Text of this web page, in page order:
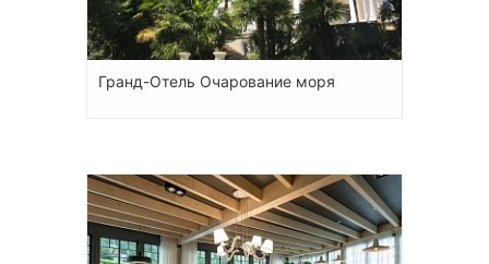
Гранд-Отель Очарование моря